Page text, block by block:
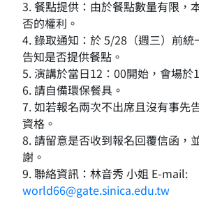
3. 餐點提供：由於餐點數量有限，
否的權利。
4. 錄取通知：於 5/28（週三）前統
告知是否提供餐點。
5. 演講於當日12：00開始，會場於
6. 請自備環保餐具。
7. 如若報名兩次不出席且沒有事先
資格。
8. 請留意是否收到報名回覆信函，
謝。
9. 聯絡資訊：林音秀 小姐 E-mail:
world66@gate.sinica.edu.tw